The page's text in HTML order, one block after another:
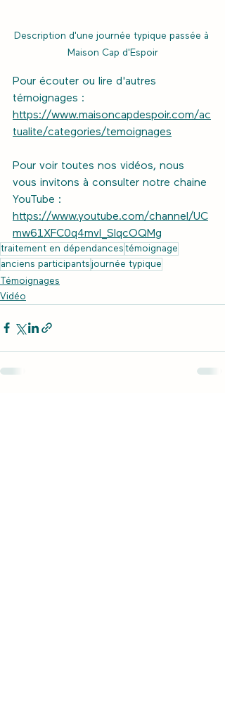
Description d'une journée typique passée à
Maison Cap d'Espoir
Pour écouter ou lire d'autres
témoignages :
https://www.maisoncapdespoir.com/ac
tualite/categories/temoignages
Pour voir toutes nos vidéos, nous
vous invitons à consulter notre chaine
YouTube :
https://www.youtube.com/channel/UC
mw61XFC0q4mvI_SlqcOQMg
traitement en dépendances témoignage
anciens participants journée typique
Témoignages
Vidéo